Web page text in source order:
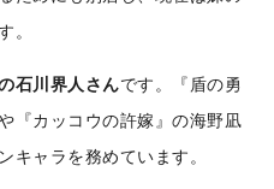
。
石川界人さんです。『盾の勇
『カッコウの許嫁』の海野凪
キャラを務めています。